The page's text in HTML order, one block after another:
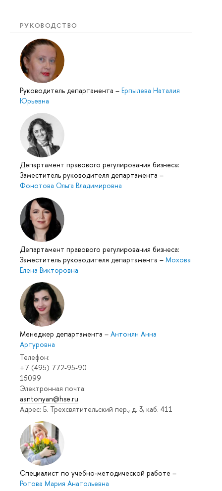
РУКОВОДСТВО
Руководитель департамента – Ерпылева Наталия
Юрьевна
Департамент правового регулирования бизнеса:
Заместитель руководителя департамента –
Фонотова Ольга Владимировна
Департамент правового регулирования бизнеса:
Заместитель руководителя департамента – Мохова
Елена Викторовна
Менеджер департамента – Антонян Анна
Артуровна
Телефон:
+7 (495) 772-95-90
15099
Электронная почта:
aantonyan@hse.ru
Адрес: Б. Трехсвятительский пер., д. 3, каб. 411
Специалист по учебно-методической работе –
Ротова Мария Анатольевна